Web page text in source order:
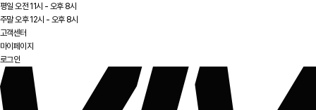
평일 오전 11시 - 오후 8시
주말 오후 12시 - 오후 8시
고객센터
마이페이지
로그인